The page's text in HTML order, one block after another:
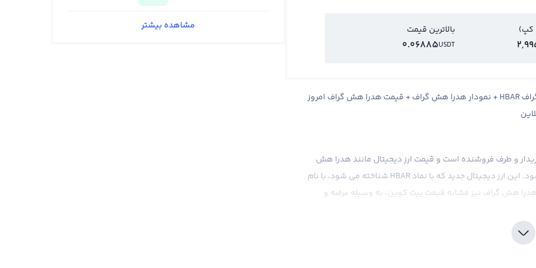
کپ) بالاترین قیمت
USDT
0.06885
قیمت هدرا هش گراف Hedera + قیمت لحظه ای هدرا هش گراف HBAR + نمودار هدرا هش گراف + قیمت هدرا هش گراف امروز
خریدار و طرف فروشنده است و قیمت ارز دیجیتال مانند هدرا هش
گراف بر اساس ترجیحات و معاملات این دو طرف تعیین می شود. این ارز دیجیتال جدید که با نماد HBAR شناخته می شود، با نام
هش گراف نیز مشابه قیمت بیت کوین، به وسیله عرضه و
مشاهده بیشتر